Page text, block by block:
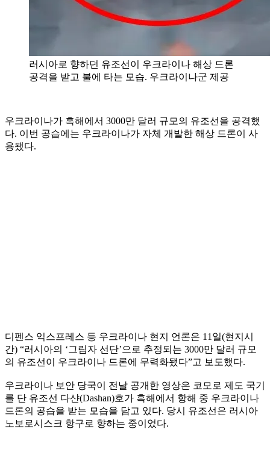
러시아로 향하던 유조선이 우크라이나 해상 드론
공격을 받고 불에 타는 모습. 우크라이나군 제공
우크라이나가 흑해에서 3000만 달러 규모의 유조선을 공격했
다. 이번 공습에는 우크라이나가 자체 개발한 해상 드론이 사
용됐다.
디펜스 익스프레스 등 우크라이나 현지 언론은 11일(현지시
간) “러시아의 ‘그림자 선단’으로 추정되는 3000만 달러 규모
의 유조선이 우크라이나 드론에 무력화됐다”고 보도했다.
우크라이나 보안 당국이 전날 공개한 영상은 코모로 제도 국기
를 단 유조선 다샨(Dashan)호가 흑해에서 항해 중 우크라이나
드론의 공습을 받는 모습을 담고 있다. 당시 유조선은 러시아
노보로시스크 항구로 향하는 중이었다.